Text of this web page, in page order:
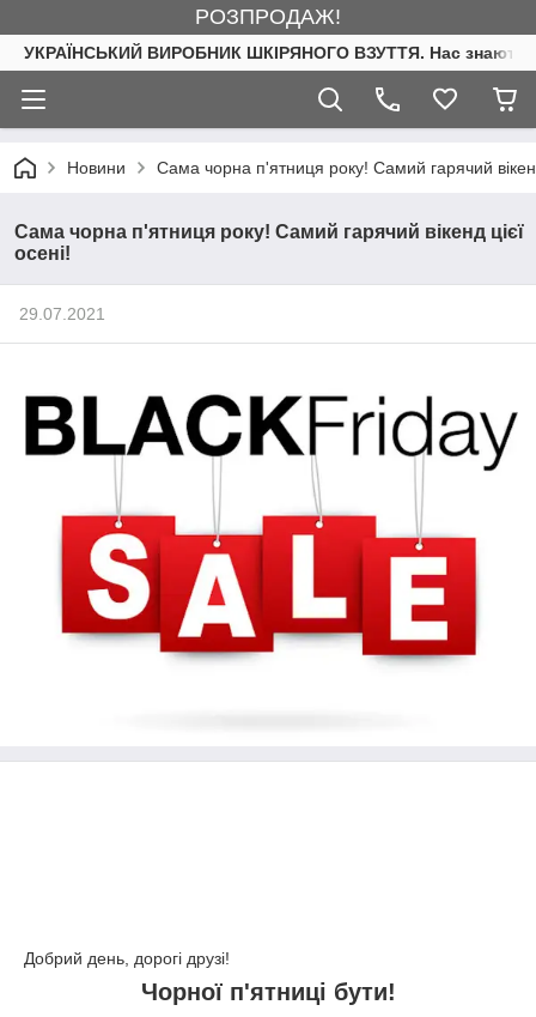
РОЗПРОДАЖ!
УКРАЇНСЬКИЙ ВИРОБНИК ШКІРЯНОГО ВЗУТТЯ. Нас знають.
Новини Сама чорна п'ятниця року! Самий гарячий
Сама чорна п'ятниця року! Самий гарячий вікенд цієї
осені!
29.07.2021
Добрий день, дорогі друзі!
Чорної п'ятниці бути!